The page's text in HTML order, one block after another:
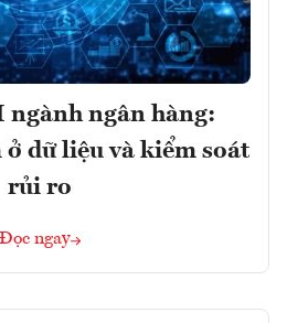
ngành ngân hàng:
dữ liệu và kiểm soát
rủi ro
Đọc ngay